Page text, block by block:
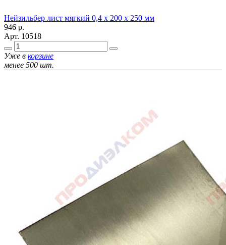
Нейзильбер лист мягкий 0,4 х 200 х 250 мм
946 р.
Арт. 10518
Уже в корзине
менее 500 шт.